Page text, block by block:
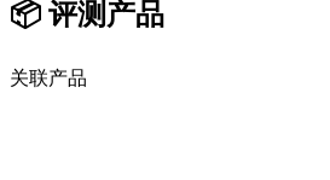
📦 评测产品
关联产品